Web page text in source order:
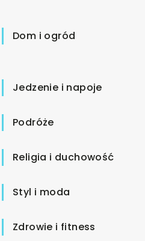
Dom i ogród
Jedzenie i napoje
Podróże
Religia i duchowość
Styl i moda
Zdrowie i fitness